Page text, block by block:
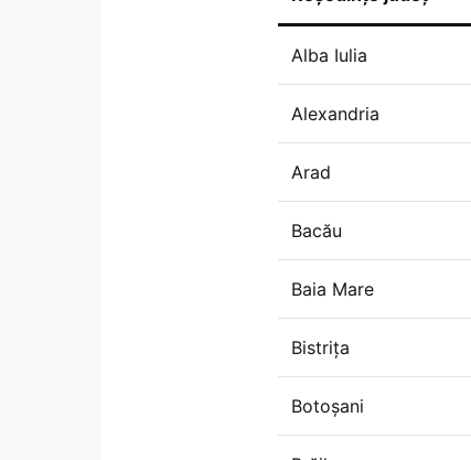
Alba Iulia
Alexandria
Arad
Bacău
Baia Mare
Bistrița
Botoșani